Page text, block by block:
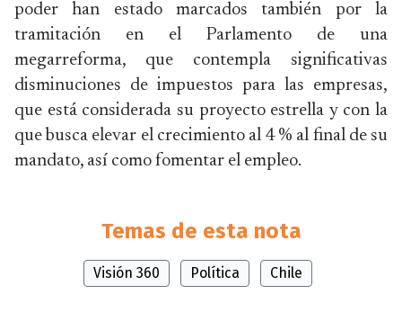
poder han estado marcados también por la
tramitación en el Parlamento de una
megarreforma, que contempla significativas
disminuciones de impuestos para las empresas,
que está considerada su proyecto estrella y con la
que busca elevar el crecimiento al 4 % al final de su
mandato, así como fomentar el empleo.
Temas de esta nota
Visión 360 Política Chile